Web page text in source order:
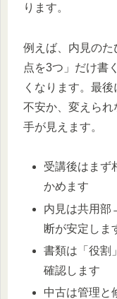
ります。
例えば、内見のた
点を3つ」だけ書
くなります。最
不安か、変えら
手が見えます。
受講後はまず
かめます
内見は共用
断が安定しま
書類は「役割
確認します
中古は管理と